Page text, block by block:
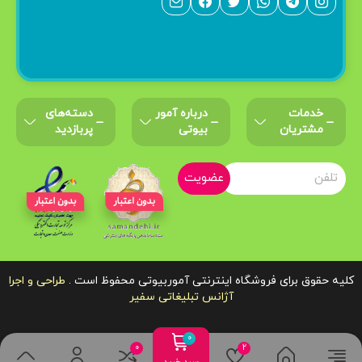
خدمات
مشتریان
درباره‌ آمور
بیوتی
دسته‌های
پربازدید
عضویت
کلیه حقوق برای فروشگاه اینترنتی آموربیوتی محفوظ است . طراحی و اجرا
آژانس تبلیغاتی سفیر